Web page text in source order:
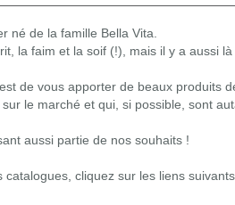
né de la famille Bella Vita.
la faim et la soif (!), mais il y a aussi là
de vous apporter de beaux produits
le marché et qui, si possible, sont
aussi partie de nos souhaits !
catalogues, cliquez sur les liens